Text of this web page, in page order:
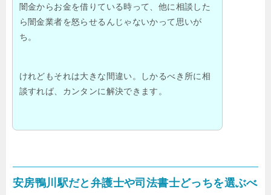
闇金からお金を借りている時って、他に相談した
ら闇金業者を怒らせるんじゃないかって思いが
ち。
けれどもそれは大きな間違い。しかるべき所に相
談すれば、カンタンに解決できます。
安房鴨川駅だと弁護士や司法書士どっちを選ぶべ